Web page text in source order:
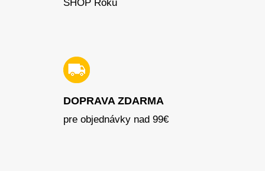
SHOP Roku
DOPRAVA ZDARMA
pre objednávky nad 99€